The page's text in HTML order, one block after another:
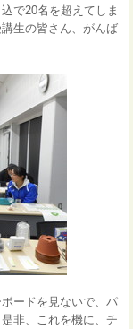
で20名を超えてしま
生の皆さん、がんば
ードを見ないで、パ
非、これを機に、チ